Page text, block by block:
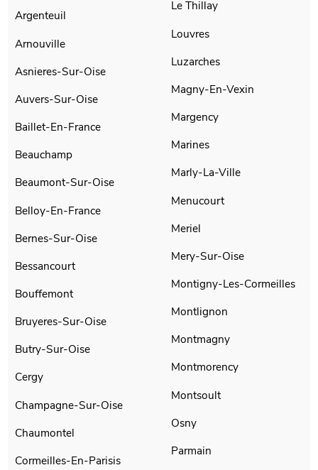
Argenteuil
Arnouville
Asnieres-Sur-Oise
Auvers-Sur-Oise
Baillet-En-France
Beauchamp
Beaumont-Sur-Oise
Belloy-En-France
Bernes-Sur-Oise
Bessancourt
Bouffemont
Bruyeres-Sur-Oise
Butry-Sur-Oise
Cergy
Champagne-Sur-Oise
Chaumontel
Cormeilles-En-Parisis
Le Thillay
Louvres
Luzarches
Magny-En-Vexin
Margency
Marines
Marly-La-Ville
Menucourt
Meriel
Mery-Sur-Oise
Montigny-Les-Cormeilles
Montlignon
Montmagny
Montmorency
Montsoult
Osny
Parmain